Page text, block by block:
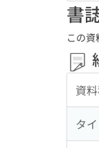
書
この
資
タ